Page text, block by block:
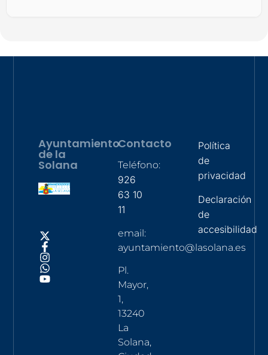
Ayuntamiento
de la
Solana
Contacto
Teléfono:
926
63 10
11
email:
ayuntamiento@lasolana.es
Pl.
Mayor,
1,
13240
La
Solana,
Política
de
privacidad
Declaración
de
accesibilidad